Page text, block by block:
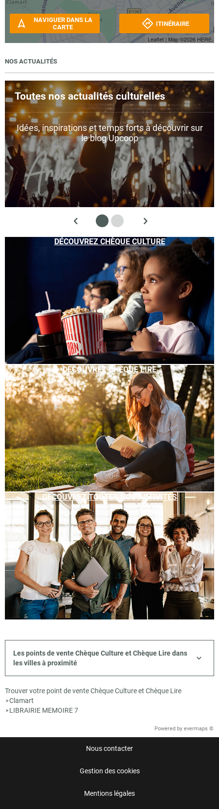
Leaflet | Map ©2026 HERE
NAVIGUER DANS LA
CARTE
ITINÉRAIRE
NOS ACTUALITÉS
Toutes nos actualités culturelles
Idées, inspirations et temps forts à découvrir sur
le blog Upcoop
DÉCOUVREZ CHÈQUE CULTURE
DÉCOUVREZ CHÈQUE LIRE
DÉCOUVREZ TOUTES NOS ACTIVITÉS
Les points de vente Chèque Culture et Chèque Lire dans
les villes à proximité
Trouver votre point de vente Chèque Culture et Chèque Lire
>Clamart
> LIBRAIRIE MEMOIRE 7
Powered by evermaps ©
Nous contacter
Gestion des cookies
Mentions légales